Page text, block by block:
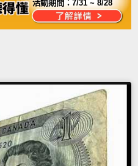
活動期間：7/31 ~ 8/28